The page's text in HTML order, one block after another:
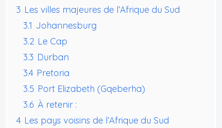
3 Les villes majeures de l’Afrique du Sud
3.1 Johannesburg
3.2 Le Cap
3.3 Durban
3.4 Pretoria
3.5 Port Elizabeth (Gqeberha)
3.6 À retenir :
4 Les pays voisins de l’Afrique du Sud